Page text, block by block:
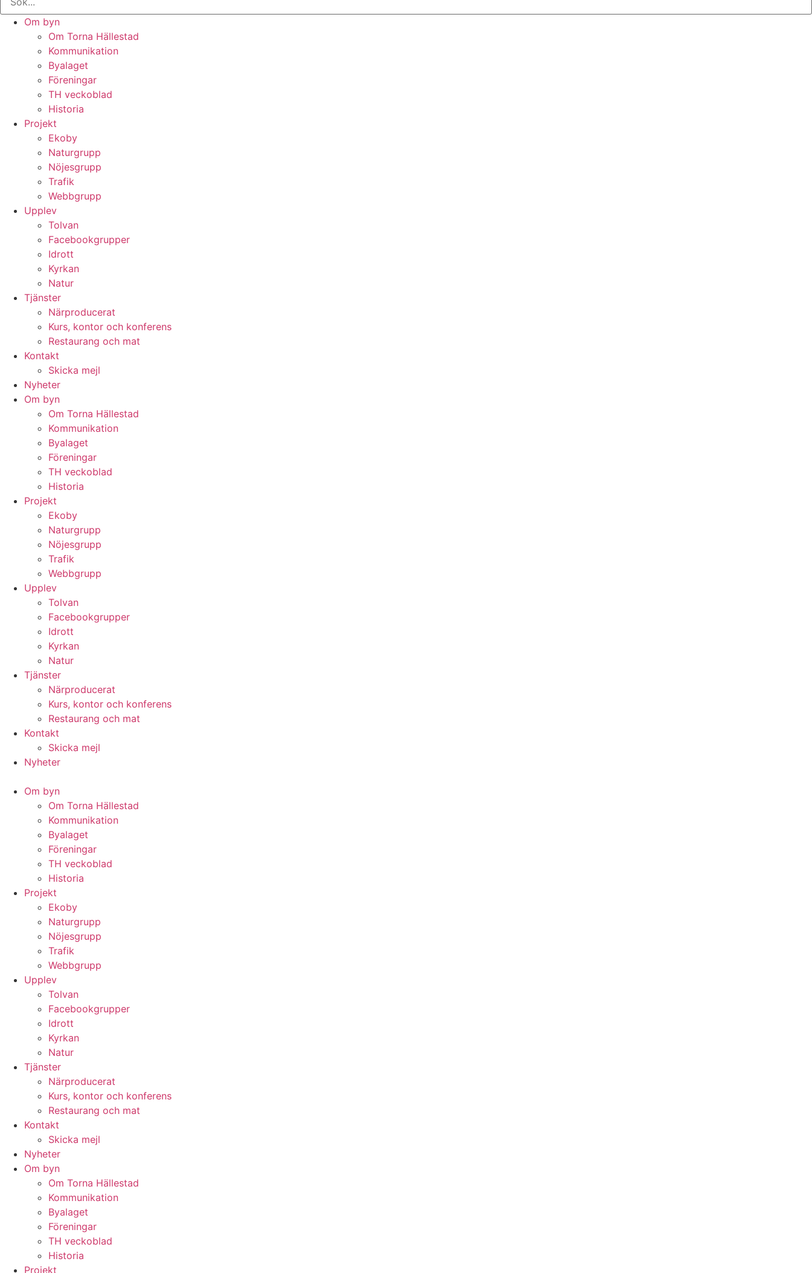
Om byn
Om Torna Hällestad
Kommunikation
Byalaget
Föreningar
TH veckoblad
Historia
Projekt
Ekoby
Naturgrupp
Nöjesgrupp
Trafik
Webbgrupp
Upplev
Tolvan
Facebookgrupper
Idrott
Kyrkan
Natur
Tjänster
Närproducerat
Kurs, kontor och konferens
Restaurang och mat
Kontakt
Skicka mejl
Nyheter
Om byn
Om Torna Hällestad
Kommunikation
Byalaget
Föreningar
TH veckoblad
Historia
Projekt
Ekoby
Naturgrupp
Nöjesgrupp
Trafik
Webbgrupp
Upplev
Tolvan
Facebookgrupper
Idrott
Kyrkan
Natur
Tjänster
Närproducerat
Kurs, kontor och konferens
Restaurang och mat
Kontakt
Skicka mejl
Nyheter
Om byn
Om Torna Hällestad
Kommunikation
Byalaget
Föreningar
TH veckoblad
Historia
Projekt
Ekoby
Naturgrupp
Nöjesgrupp
Trafik
Webbgrupp
Upplev
Tolvan
Facebookgrupper
Idrott
Kyrkan
Natur
Tjänster
Närproducerat
Kurs, kontor och konferens
Restaurang och mat
Kontakt
Skicka mejl
Nyheter
Om byn
Om Torna Hällestad
Kommunikation
Byalaget
Föreningar
TH veckoblad
Historia
Projekt